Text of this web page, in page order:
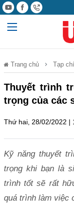
Trang chủ Tạp
Thuyết trình
trọng của các
Thứ hai, 28/02/2022 |
Kỹ năng thuyết
trọng khi bạn là
trình tốt sẽ rất
quá trình làm việc